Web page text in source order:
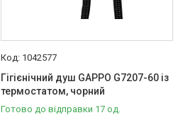
1042577
Гігієнічний душ GAPPO G7207-60 із
термостатом, чорний
Готово до відправки 17 од.